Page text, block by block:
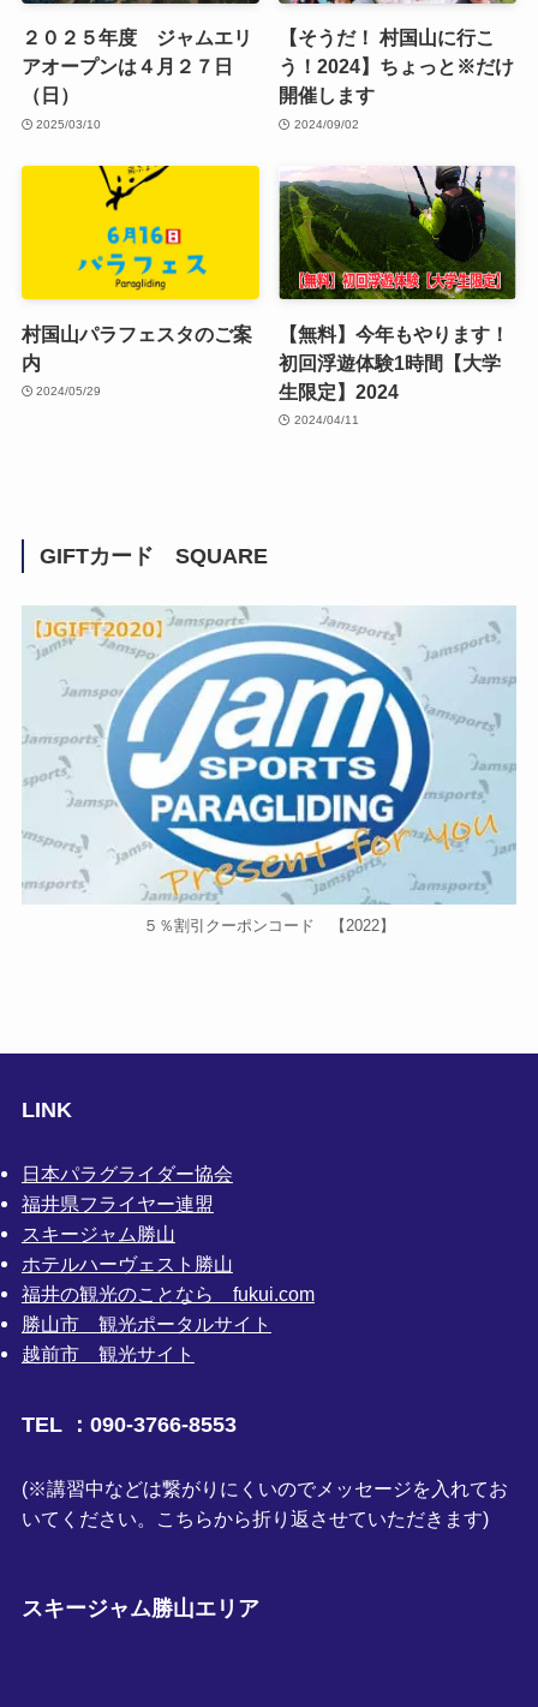
２０２５年度 ジャムエリ
アオープンは４月２７日
（日）
2025/03/10
【そうだ！ 村国山に行こ
う！2024】ちょっと※だけ
開催します
2024/09/02
村国山パラフェスタのご案
内
2024/05/29
【無料】今年もやります！
初回浮遊体験1時間【大学
生限定】2024
2024/04/11
GIFTカード SQUARE
５％割引クーポンコード 【2022】
LINK
日本パラグライダー協会
福井県フライヤー連盟
スキージャム勝山
ホテルハーヴェスト勝山
福井の観光のことなら fukui.com
勝山市 観光ポータルサイト
越前市 観光サイト
TEL ：090-3766-8553
(※講習中などは繋がりにくいのでメッセージを入れてお
いてください。こちらから折り返させていただきます)
スキージャム勝山エリア